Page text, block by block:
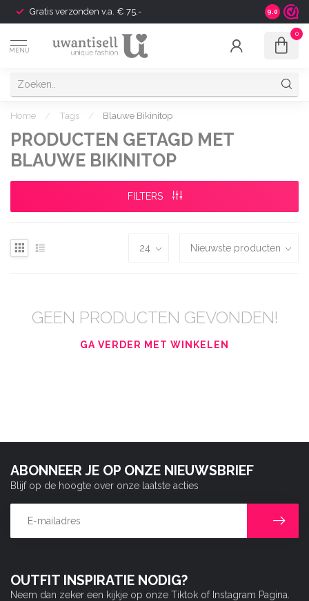
Gratis verzonden v.a. € 75,- Shipping
9.0
MENU
0
Home / Tags / Blauwe Bikinitop
PRODUCTEN GETAGD MET
BLAUWE BIKINITOP
FILTERS
GEEN PRODUCTEN GEVONDEN!
GA VERDER MET WINKELEN
OUTFIT INSPIRATIE NODIG?
Neem dan zeker een kijkje op onze Tiktok of Instagram Pagina.
ABONNEER JE OP ONZE NIEUWSBRIEF
Blijf op de hoogte over onze laatste acties